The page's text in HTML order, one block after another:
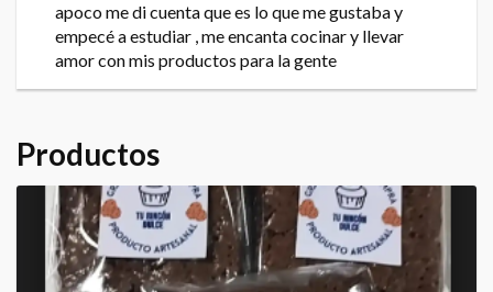
apoco me di cuenta que es lo que me gustaba y
empecé a estudiar , me encanta cocinar y llevar
amor con mis productos para la gente
Productos